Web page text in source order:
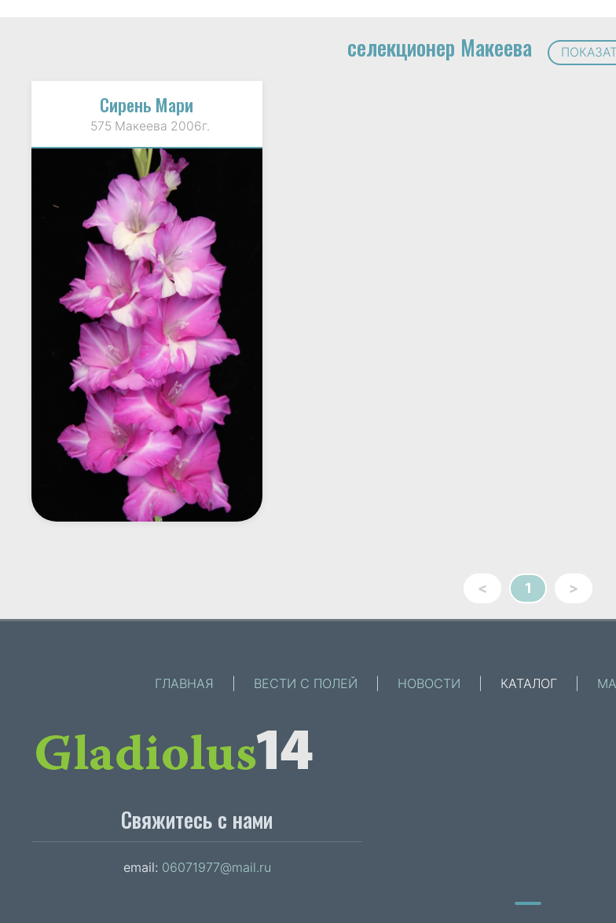
селекционер Макеева
Сирень Мари
575 Макеева 2006г.
< 1 >
ГЛАВНАЯ ВЕСТИ С ПОЛЕЙ НОВОСТИ КАТАЛОГ
Свяжитесь с нами
email: 06071977@mail.ru